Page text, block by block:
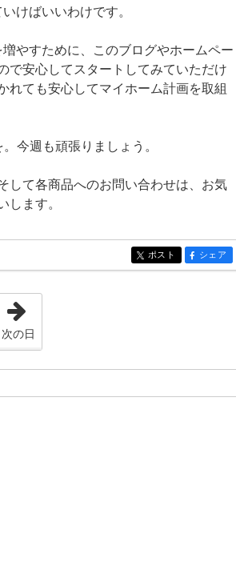
けばいいわけです。
やすために、このブログやホームペー
で安心してスタートしてみていただけ
れても安心してマイホーム計画を取組
今週も頑張りましょう。
して各商品へのお問い合わせは、お気
します。
entry518
ポスト entry518
シェア
日」
次の日